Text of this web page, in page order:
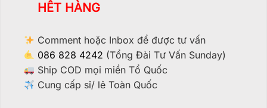
HẾT HÀNG
Comment hoặc Inbox để được tư vấn
086 828 4242 (Tổng Đài Tư Vấn Sunday)
Ship COD mọi miền Tổ Quốc
Cung cấp sỉ/ lẻ Toàn Quốc